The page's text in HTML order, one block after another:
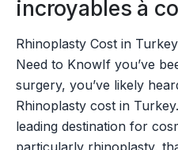
incroyables à
Rhinoplasty Cost in
Need to KnowIf you’ve
surgery, you’ve likely
Rhinoplasty cost in
leading destination for